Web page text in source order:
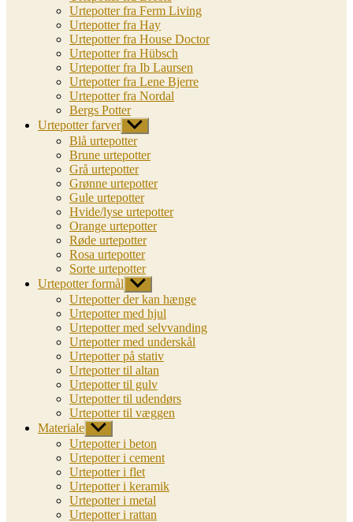
Urtepotter fra Ferm Living
Urtepotter fra Hay
Urtepotter fra House Doctor
Urtepotter fra Hübsch
Urtepotter fra Ib Laursen
Urtepotter fra Lene Bjerre
Urtepotter fra Nordal
Bergs Potter
Urtepotter farver Vis
undermenu
Blå urtepotter
Brune urtepotter
Grå urtepotter
Grønne urtepotter
Gule urtepotter
Hvide/lyse urtepotter
Orange urtepotter
Røde urtepotter
Rosa urtepotter
Sorte urtepotter
Urtepotter formål Vis
undermenu
Urtepotter der kan hænge
Urtepotter med hjul
Urtepotter med selvvanding
Urtepotter med underskål
Urtepotter på stativ
Urtepotter til altan
Urtepotter til gulv
Urtepotter til udendørs
Urtepotter til væggen
Materiale Vis
undermenu
Urtepotter i beton
Urtepotter i cement
Urtepotter i flet
Urtepotter i keramik
Urtepotter i metal
Urtepotter i rattan